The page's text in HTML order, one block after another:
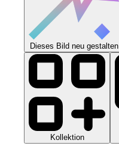
Dieses Bild neu gestalten
Kollektion